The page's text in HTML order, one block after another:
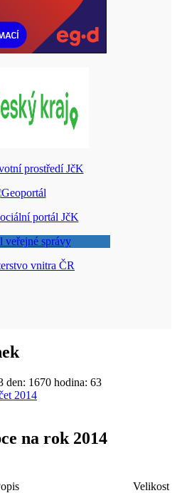
den: 1670 hodina: 63
2014
na rok 2014
Velikost